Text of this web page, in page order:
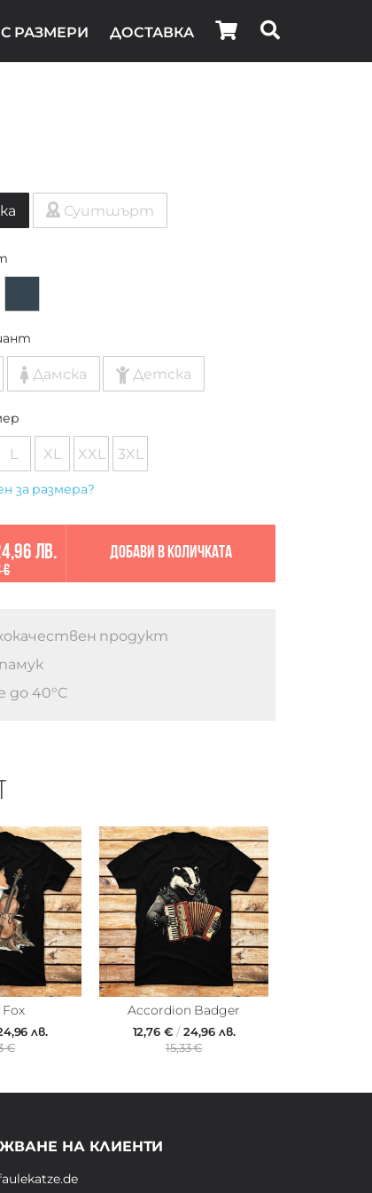
РАЗМЕРИ ДОСТАВКА
Суитшърт
Дамска Детска
L XL XXL 3XL
за размера?
лв.
€
Добави в количката
продукт
до 40°C
лв.
€
Accordion Badger
12,76 €/24,96 лв.
15,33 €
НА КЛИЕНТИ